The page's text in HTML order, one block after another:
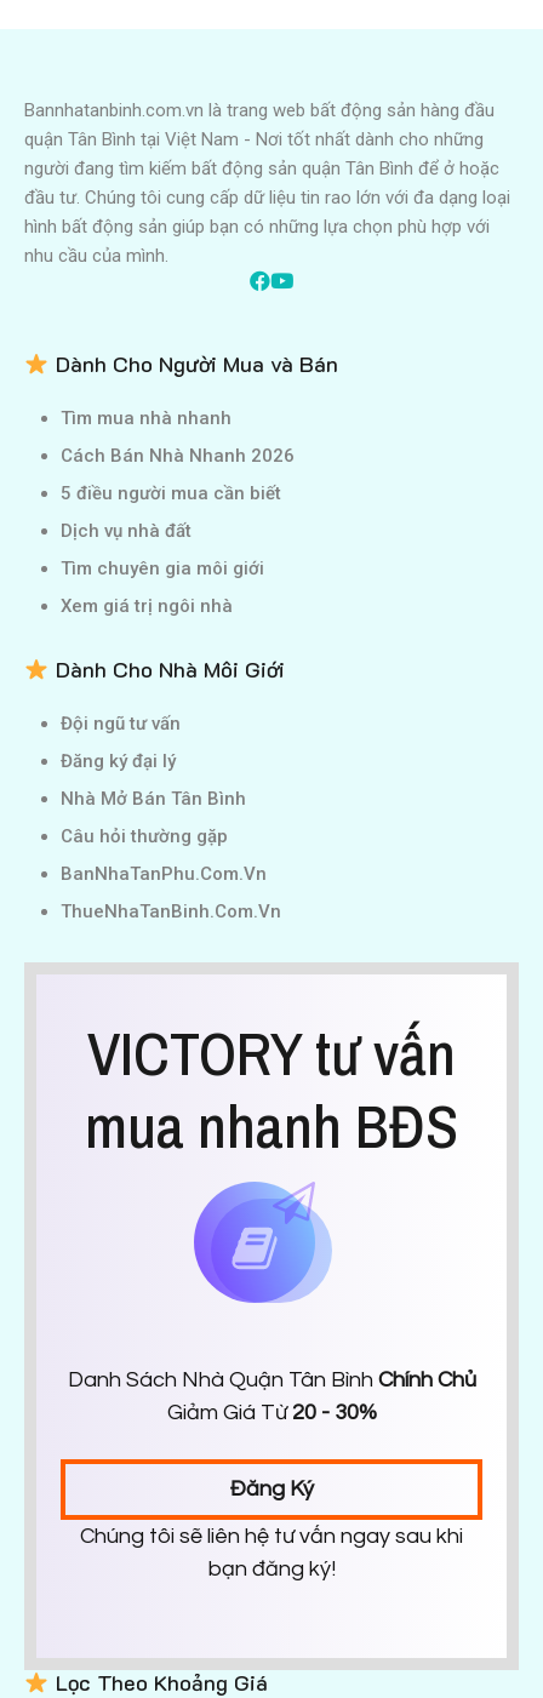
Bannhatanbinh.com.vn là trang web bất động sản hàng đầu
quận Tân Bình tại Việt Nam - Nơi tốt nhất dành cho những
người đang tìm kiếm bất động sản quận Tân Bình để ở hoặc
đầu tư. Chúng tôi cung cấp dữ liệu tin rao lớn với đa dạng loại
hình bất động sản giúp bạn có những lựa chọn phù hợp với
nhu cầu của mình.
Dành Cho Người Mua và Bán
Tìm mua nhà nhanh
Cách Bán Nhà Nhanh 2026
5 điều người mua cần biết
Dịch vụ nhà đất
Tìm chuyên gia môi giới
Xem giá trị ngôi nhà
Dành Cho Nhà Môi Giới
Đội ngũ tư vấn
Đăng ký đại lý
Nhà Mở Bán Tân Bình
Câu hỏi thường gặp
BanNhaTanPhu.Com.Vn
ThueNhaTanBinh.Com.Vn
VICTORY tư vấn
mua nhanh BĐS
Danh Sách Nhà Quận Tân Bình Chính Chủ
Giảm Giá Từ 20 - 30%
Đăng Ký
Chúng tôi sẽ liên hệ tư vấn ngay sau khi
bạn đăng ký!
Lọc Theo Khoảng Giá